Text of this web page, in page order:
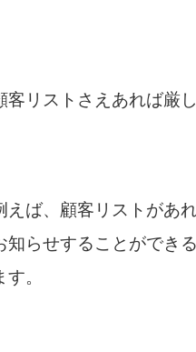
客リストさえあれば厳
えば、顧客リストがあ
知らせすることができ
す。